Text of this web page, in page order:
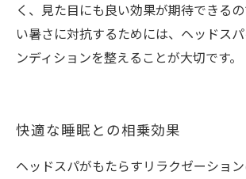
く、見た目にも良い効果が期待できる
い暑さに対抗するためには、ヘッドス
ンディションを整えることが大切です。
快適な睡眠との相乗効果
ヘッドスパがもたらすリラクゼーショ